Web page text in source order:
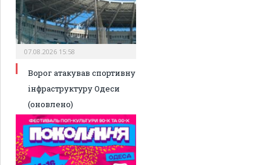
07.08.2026 15:58
Ворог атакував спортивну
інфраструктуру Одеси
(оновлено)